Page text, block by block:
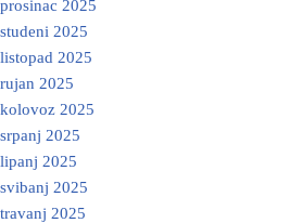
prosinac 2025
studeni 2025
listopad 2025
rujan 2025
kolovoz 2025
srpanj 2025
lipanj 2025
svibanj 2025
travanj 2025